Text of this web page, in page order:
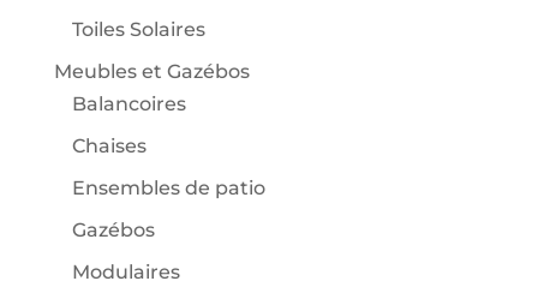
Toiles Solaires
Meubles et Gazébos
Balancoires
Chaises
Ensembles de patio
Gazébos
Modulaires